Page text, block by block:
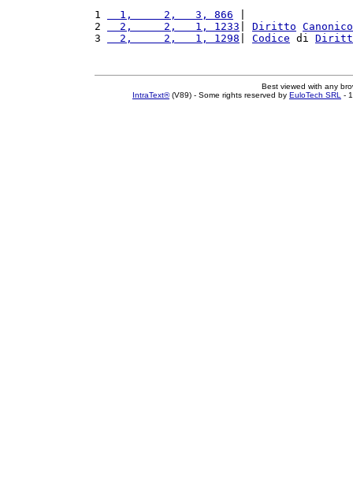
1
  1,     2,   3, 866
2
  2,     2,   1, 1233
Diritto Canonico
3
  2,     2,   1, 1298
Codice di
Best viewed with any
IntraText®(V89) - Some rights reserved by EuloTech SRL -